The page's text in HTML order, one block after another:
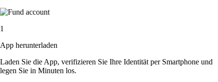
1
App herunterladen
Laden Sie die App, verifizieren Sie Ihre Identität per Smartphone und
legen Sie in Minuten los.